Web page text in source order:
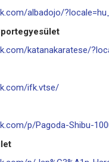
albadojo/
katanakaratese/
ifk.vtse/
p/Pagoda-Shibu-